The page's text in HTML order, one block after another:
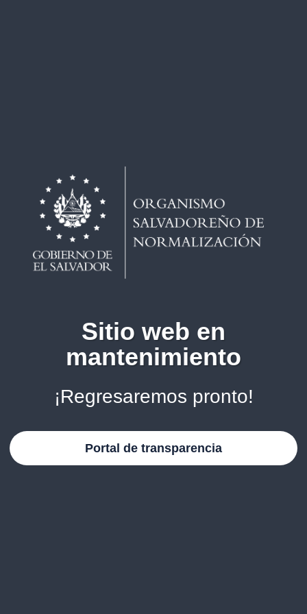
Sitio web en
mantenimiento
¡Regresaremos pronto!
Portal de transparencia